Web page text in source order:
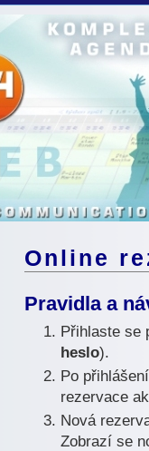
Online
Pravidla a
Přihlaste se
heslo).
Po
rezervace
Nová
Zobrazí se